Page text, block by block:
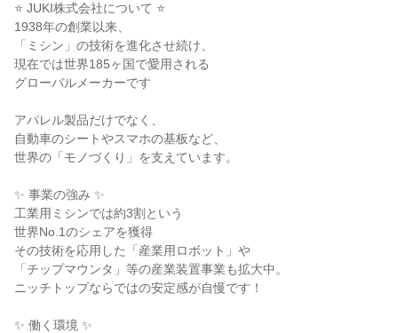
⭐ JUKI株式会社について ⭐
1938年の創業以来、
「ミシン」の技術を進化させ続け、
現在では世界185ヶ国で愛用される
グローバルメーカーです
アパレル製品だけでなく、
自動車のシートやスマホの基板など、
世界の「モノづくり」を支えています。
✨ 事業の強み ✨
工業用ミシンでは約3割という
世界No.1のシェアを獲得
その技術を応用した「産業用ロボット」や
「チップマウンタ」等の産業装置事業も拡大中。
ニッチトップならではの安定感が自慢です！
✨ 働く環境 ✨